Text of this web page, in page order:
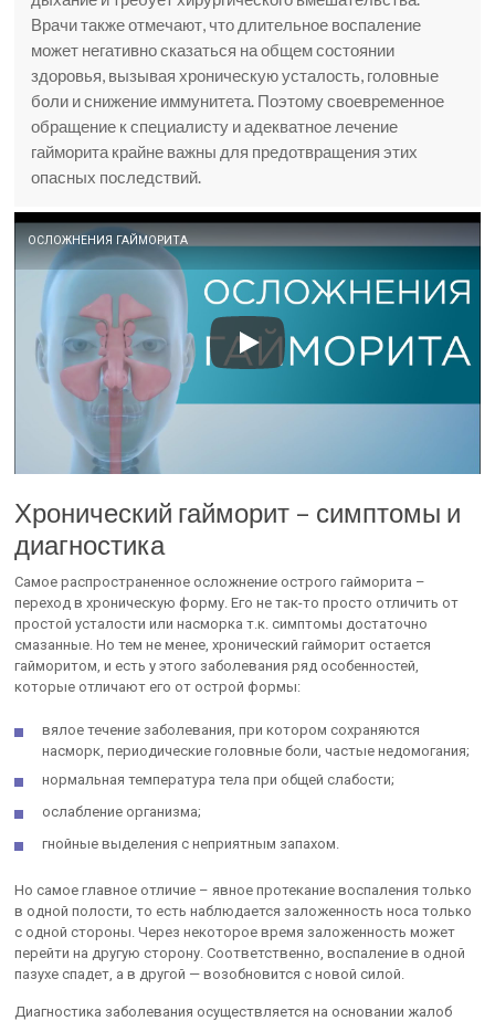
Врачи также отмечают, что длительное воспаление
может негативно сказаться на общем состоянии
здоровья, вызывая хроническую усталость, головные
боли и снижение иммунитета. Поэтому своевременное
обращение к специалисту и адекватное лечение
гайморита крайне важны для предотвращения этих
опасных последствий.
ОСЛОЖНЕНИЯ ГАЙМОРИТА
Хронический гайморит – симптомы и
диагностика
Самое распространенное осложнение острого гайморита –
переход в хроническую форму. Его не так-то просто отличить от
простой усталости или насморка т.к. симптомы достаточно
смазанные. Но тем не менее, хронический гайморит остается
гайморитом, и есть у этого заболевания ряд особенностей,
которые отличают его от острой формы:
вялое течение заболевания, при котором сохраняются
насморк, периодические головные боли, частые недомогания;
нормальная температура тела при общей слабости;
ослабление организма;
гнойные выделения с неприятным запахом.
Но самое главное отличие – явное протекание воспаления только
в одной полости, то есть наблюдается заложенность носа только
с одной стороны. Через некоторое время заложенность может
перейти на другую сторону. Соответственно, воспаление в одной
пазухе спадет, а в другой — возобновится с новой силой.
Диагностика заболевания осуществляется на основании жалоб